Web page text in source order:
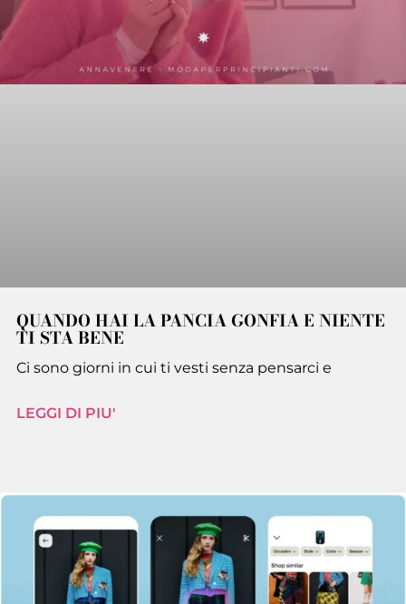
QUANDO HAI LA PANCIA GONFIA E NIENTE
TI STA BENE
Ci sono giorni in cui ti vesti senza pensarci e
LEGGI DI PIU'